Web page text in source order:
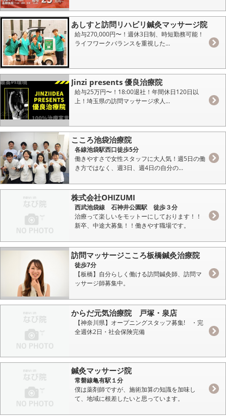
あしすと訪問リハビリ鍼灸マッサージ院
給与270,000円〜！週休3日制、時短勤務可能！
ライフワークバランスを重視した...
Jinzi presents 優良治療院
給与25万円〜！18:00退社！年間休日120日以
上！埼玉県の訪問マッサージ求人...
こころ池袋治療院
各線池袋駅西口徒歩5分
働きやすさで女性スタッフに大人気！週5日の働
き方ではなく、週3日、週4日の自分の...
株式会社OHIZUMI
西武池袋線 石神井公園駅 徒歩３分
治療って楽しいをモットーにしております！！
新卒、中途大募集！！働きやす職場です。
訪問マッサージこころ板橋鍼灸治療院
徒歩7分
【板橋】自分らしく働ける訪問鍼灸師、訪問マ
ッサージ師募集中。
からだ元気治療院 戸塚・泉店
【神奈川県】オープニングスタッフ募集! ・完
全週休2日・社会保険完備
鍼灸マッサージ院
常磐線亀有駅１分
僕は薬剤師ですが、施術加算の知識を加味し
て、地域に根差したいと思っています。